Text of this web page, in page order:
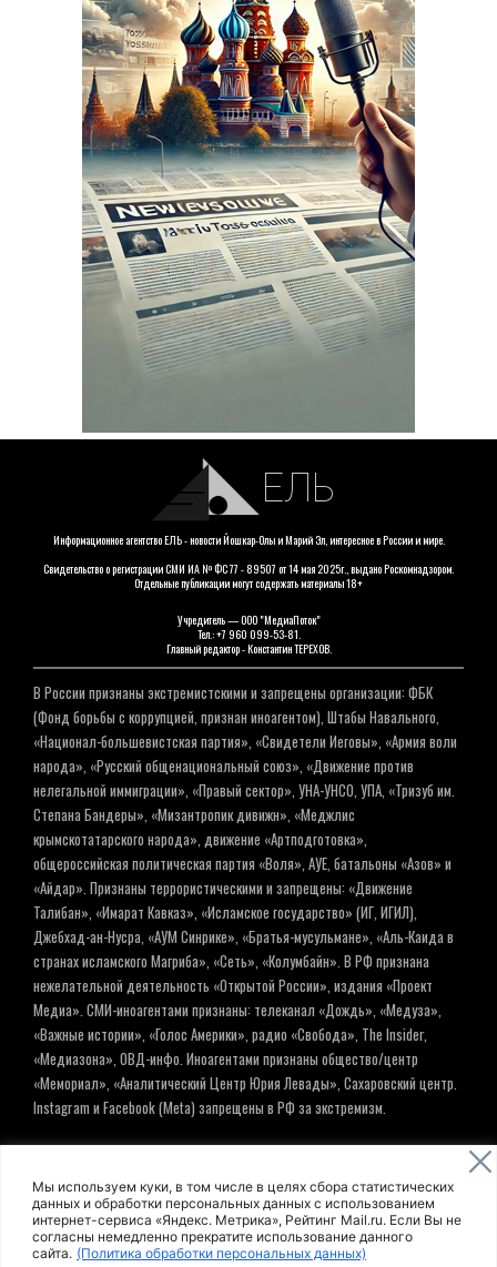
Мы используем куки, в том числе в целях сбора статистических
данных и обработки персональных данных с использованием
интернет-сервиса «Яндекс. Метрика», Рейтинг Mail.ru. Если Вы не
согласны немедленно прекратите использование данного
сайта. (Политика обработки персональных данных)
ЕЛЬ
Информационное агентство ЕЛЬ - новости Йошкар-Олы и Марий Эл, интересное в России и мире.
Свидетельство о регистрации СМИ ИА № ФС 77 - 89507 от 14 мая 2025г., выдано Роскомнадзором.
Отдельные публикации могут содержать материалы 18+
Учредитель — ООО "МедиаПоток"
Тел.: +7 960 099-53-81.
Главный редактор - Константин ТЕРЕХОВ.
В России признаны экстремистскими и запрещены организации: ФБК
(Фонд борьбы с коррупцией, признан иноагентом), Штабы Навального,
«Национал-большевистская партия», «Свидетели Иеговы», «Армия воли
народа», «Русский общенациональный союз», «Движение против
нелегальной иммиграции», «Правый сектор», УНА-УНСО, УПА, «Тризуб им.
Степана Бандеры», «Мизантропик дивижн», «Меджлис
крымскотатарского народа», движение «Артподготовка»,
общероссийская политическая партия «Воля», АУЕ, батальоны «Азов» и
«Айдар». Признаны террористическими и запрещены: «Движение
Талибан», «Имарат Кавказ», «Исламское государство» (ИГ, ИГИЛ),
Джебхад-ан-Нусра, «АУМ Синрике», «Братья-мусульмане», «Аль-Каида в
странах исламского Магриба», «Сеть», «Колумбайн». В РФ признана
нежелательной деятельность «Открытой России», издания «Проект
Медиа». СМИ-иноагентами признаны: телеканал «Дождь», «Медуза»,
«Важные истории», «Голос Америки», радио «Свобода», The Insider,
«Медиазона», ОВД-инфо. Иноагентами признаны общество/центр
«Мемориал», «Аналитический Центр Юрия Левады», Сахаровский центр.
Instagram и Facebook (Metа) запрещены в РФ за экстремизм.
© ИНФОРМАЦИОННОЕ АГЕНТСТВО ЕЛЬ
Политика обработки персональных данных
Пользовательское соглашение